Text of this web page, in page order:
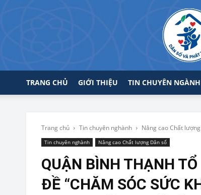
TRANG CHỦ GIỚI THIỆU TIN CHUYÊN NGÀNH
Trang chủ Tin chuyên nghành Nâng cao Chất
Tin chuyên nghành Nâng cao Chất lượng Dân số
QUẬN BÌNH THẠNH
ĐỀ “CHĂM SÓC SỨC